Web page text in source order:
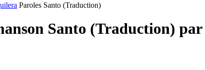
Paroles Santo (Traduction)
Santo (Traduction) par